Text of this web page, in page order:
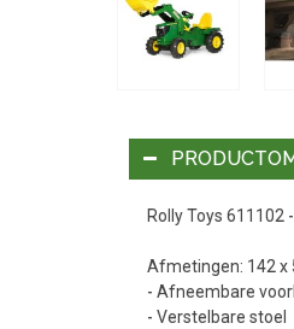
Rolly Toys 611102
Afmetingen: 142 x
- Afneembare
- Verstelbare stoel